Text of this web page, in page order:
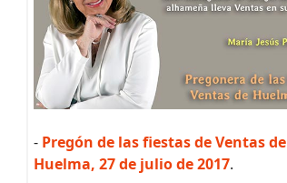
- Pregón de las fiestas de Ventas de
Huelma, 27 de julio de 2017.